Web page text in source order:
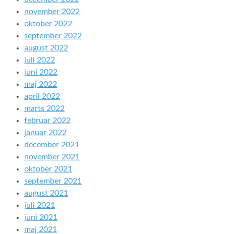
november 2022
oktober 2022
september 2022
august 2022
juli 2022
juni 2022
maj 2022
april 2022
marts 2022
februar 2022
januar 2022
december 2021
november 2021
oktober 2021
september 2021
august 2021
juli 2021
juni 2021
maj 2021